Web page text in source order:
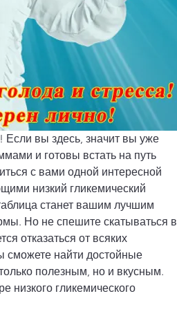
вы здесь, значит вы уже
и готовы встать на путь
с вами одной интересной
низкий гликемический
станет вашим лучшим
Но не спешите скатываться в
отказаться от всяких
сможете найти достойные
полезным, но и вкусным.
низкого гликемического